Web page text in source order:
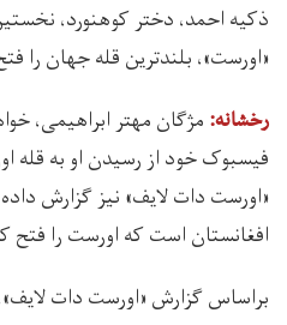
ذکیه احمد، دختر کوهنورد،
«اورست»، بلندترین قله جهان را
رخشانه: مژگان مهتر ابراهیمی،
فیسبوک خود از رسیدن او به قله
«اورست دات لایف» نیز گزارش
افغانستان است که اورست را فتح
براساس گزارش «اورست دات